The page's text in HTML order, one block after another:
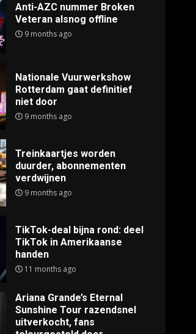
Anti-AZC nummer Broken
Veteran alsnog offline
9 months ago
Nationale Vuurwerkshow
Rotterdam gaat definitief
niet door
9 months ago
Treinkaartjes worden
duurder, abonnementen
verdwijnen
9 months ago
TikTok-deal bijna rond: deel
TikTok in Amerikaanse
handen
11 months ago
Ariana Grande’s Eternal
Sunshine Tour razendsnel
uitverkocht, fans